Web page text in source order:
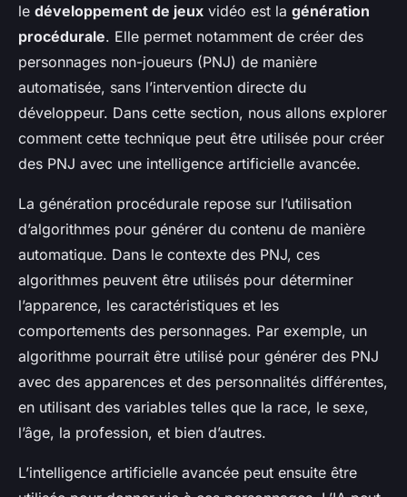
le développement de jeux vidéo est la génération
procédurale. Elle permet notamment de créer des
personnages non-joueurs (PNJ) de manière
automatisée, sans l’intervention directe du
développeur. Dans cette section, nous allons explorer
comment cette technique peut être utilisée pour créer
des PNJ avec une intelligence artificielle avancée.
La génération procédurale repose sur l’utilisation
d’algorithmes pour générer du contenu de manière
automatique. Dans le contexte des PNJ, ces
algorithmes peuvent être utilisés pour déterminer
l’apparence, les caractéristiques et les
comportements des personnages. Par exemple, un
algorithme pourrait être utilisé pour générer des PNJ
avec des apparences et des personnalités différentes,
en utilisant des variables telles que la race, le sexe,
l’âge, la profession, et bien d’autres.
L’intelligence artificielle avancée peut ensuite être